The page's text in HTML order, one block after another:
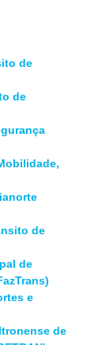
de
de
de
de
e
de